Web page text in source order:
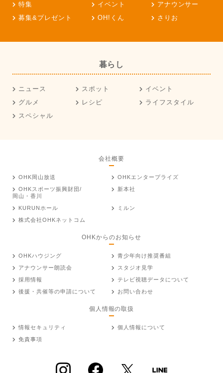
特集
イベント
アナウンサー
募集&プレゼント
OH!くん さりお
暮らし
ニュース スポット
イベント
グルメ
レシピ
ライフスタイル
スペシャル
会社概要
OHK岡山放送
OHKエンタープライズ
OHKスポーツ振興財団/
岡山・香川
新本社
KURUNホール
ミルン
株式会社OHKネットコム
OHKからのお知らせ
OHKハウジング
青少年向け推奨番組
アナウンサー朗読会
スタジオ見学
採用情報
テレビ視聴データについて
後援・共催等の申請について
お問い合わせ
個人情報の取扱
情報セキュリティ
個人情報について
免責事項